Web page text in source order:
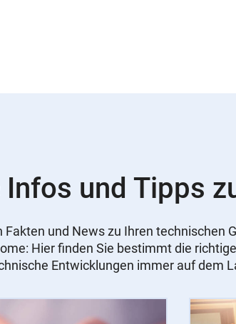
und Tipps
und News zu Ihren technischen
Hier finden Sie bestimmt die
Entwicklungen immer auf dem